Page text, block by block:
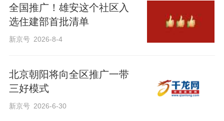
全国推广！雄安这个社区入
选住建部首批清单
新京号 2026-8-4
北京朝阳将向全区推广一带
三好模式
新京号 2026-6-30